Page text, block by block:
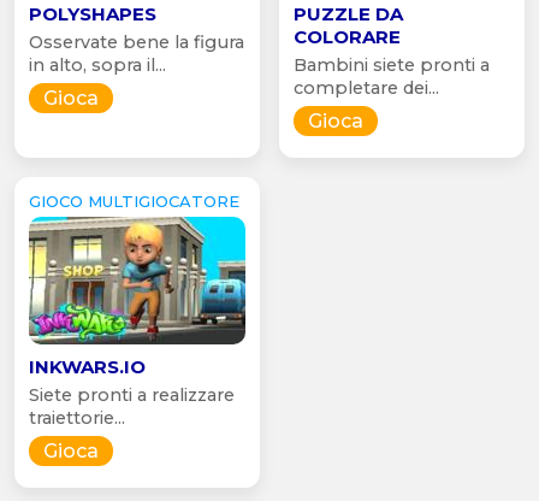
POLYSHAPES
Osservate bene la figura
in alto, sopra il...
Gioca
PUZZLE DA
COLORARE
Bambini siete pronti a
completare dei...
Gioca
GIOCO MULTIGIOCATORE
INKWARS.IO
Siete pronti a realizzare
traiettorie...
Gioca